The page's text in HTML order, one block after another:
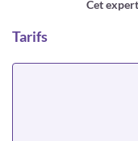
Cet
Tarifs